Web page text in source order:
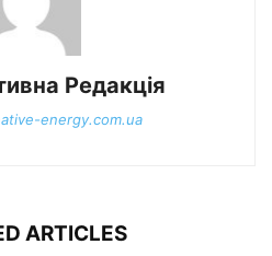
Редакція
energy.com.ua
ARTICLES